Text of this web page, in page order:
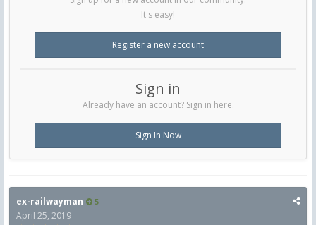
It's easy!
Register a new account
Sign in
Already have an account? Sign in here.
Sign In Now
ex-railwayman 5
April 25, 2019